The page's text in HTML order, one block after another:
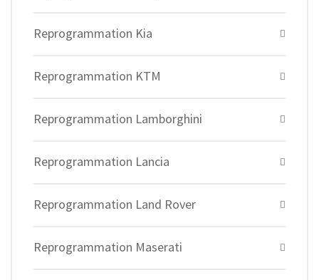
Reprogrammation Kia
Reprogrammation KTM
Reprogrammation Lamborghini
Reprogrammation Lancia
Reprogrammation Land Rover
Reprogrammation Maserati